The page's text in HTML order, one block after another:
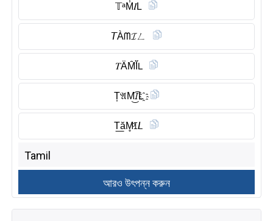
𝕋ᵃM̾𝐼L
𝘛Àᗰ𝓘ㄥ
𝑇ÄM̑̈Ĭ̈𝖫
T͎𝔄M͜͡𝘐L҈
T͟ăM̥ͦꀤ𝘓